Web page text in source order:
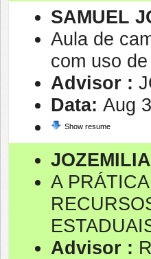
SAMUEL
Aula de
com uso
Advisor :
Data: Aug
Show resume
A
Advisor :